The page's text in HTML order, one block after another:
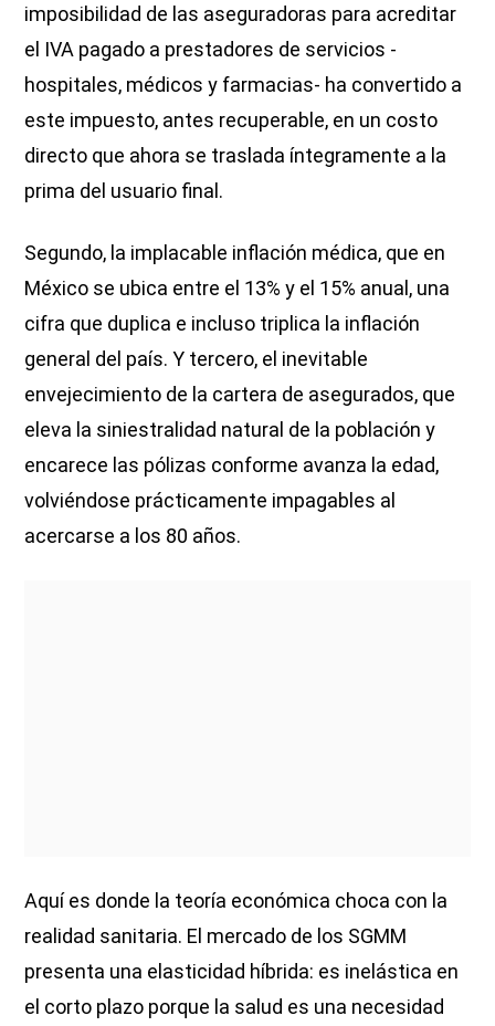
imposibilidad de las aseguradoras para acreditar
el IVA pagado a prestadores de servicios -
hospitales, médicos y farmacias- ha convertido a
este impuesto, antes recuperable, en un costo
directo que ahora se traslada íntegramente a la
prima del usuario final.
Segundo, la implacable inflación médica, que en
México se ubica entre el 13% y el 15% anual, una
cifra que duplica e incluso triplica la inflación
general del país. Y tercero, el inevitable
envejecimiento de la cartera de asegurados, que
eleva la siniestralidad natural de la población y
encarece las pólizas conforme avanza la edad,
volviéndose prácticamente impagables al
acercarse a los 80 años.
Aquí es donde la teoría económica choca con la
realidad sanitaria. El mercado de los SGMM
presenta una elasticidad híbrida: es inelástica en
el corto plazo porque la salud es una necesidad